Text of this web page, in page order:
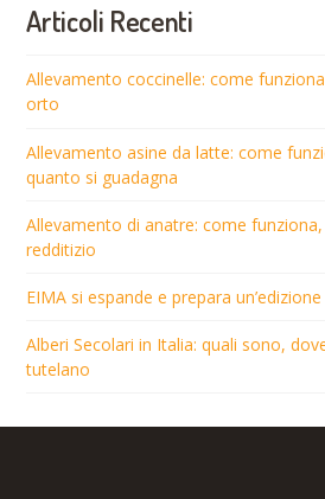
Articoli Recenti
Allevamento coccinelle: come
orto
Allevamento asine da latte: come
quanto si guadagna
Allevamento di anatre: come
redditizio
EIMA si espande e prepara
Alberi Secolari in Italia: quali sono,
tutelano